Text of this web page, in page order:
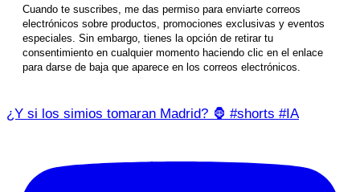
Cuando te suscribes, me das permiso para enviarte correos
electrónicos sobre productos, promociones exclusivas y eventos
especiales. Sin embargo, tienes la opción de retirar tu
consentimiento en cualquier momento haciendo clic en el enlace
para darse de baja que aparece en los correos electrónicos.
¿Y si los simios tomaran Madrid? 🦍 #shorts #IA